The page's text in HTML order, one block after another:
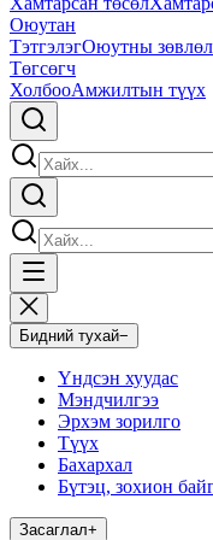
Оюутан
ТэтгэлэгОюутны зөвлөл
Төгсөгч
ХолбооАмжилтын түүх
Бидний тухай−
Үндсэн хуудас
Мэндчилгээ
Эрхэм зорилго
Түүх
Бахархал
Бүтэц, зохион
Засаглал+